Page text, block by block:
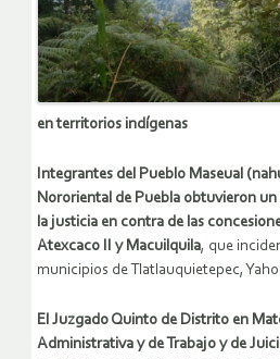
en territorios indígenas
Integrantes del Pueblo Maseual
Nororiental de Puebla obtuvieron
la justicia en contra de las
Atexcaco II y Macuilquila, que
municipios de Tlatlauquietepec,
El Juzgado Quinto de Distrito en
Administrativa y de Trabajo y de